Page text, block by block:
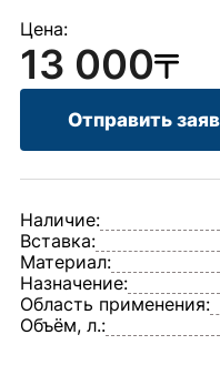
Цена:
13 000
Отправить
Наличие:
Вставка:
Материал:
Назначение:
Область применения:
Объём, л.: